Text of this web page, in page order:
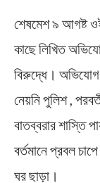
শেষমেশ ৯ আগষ্ট
কাছে লিখিত
বিরুদ্ধে।
নেয়নি পুলিশ ,
বাতব্বরার শাস্তি
বর্তমানে প্রবল
ঘর ছাড়া।